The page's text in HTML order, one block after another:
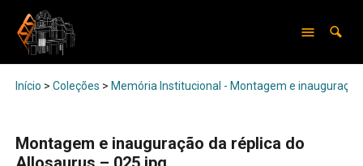
Início > Coleções > Memória Institucional - Montagem e
Montagem e inauguração da réplica do